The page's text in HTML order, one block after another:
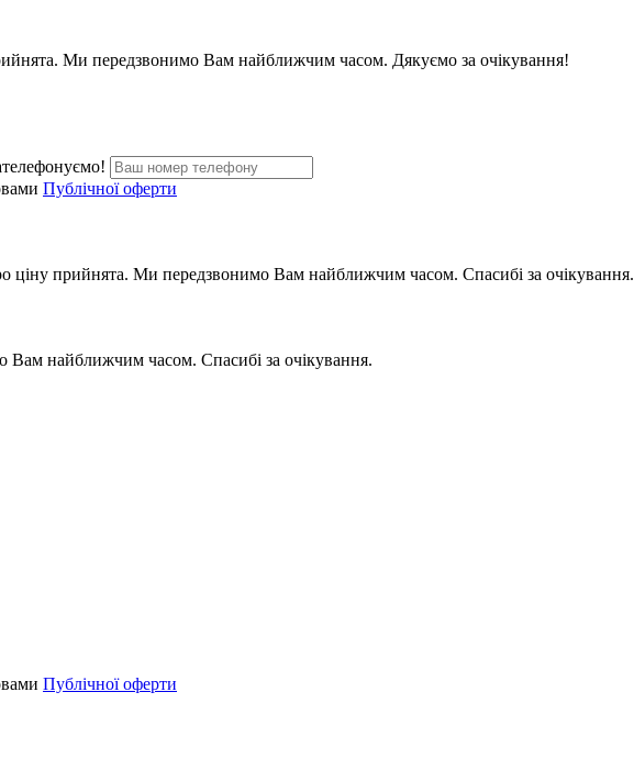
Ми передзвонимо Вам найближчим часом. Дякуємо за очікування!
Публічної оферти
ціну прийнята. Ми передзвонимо Вам найближчим часом. Спасибі за очікування.
найближчим часом. Спасибі за очікування.
Публічної оферти